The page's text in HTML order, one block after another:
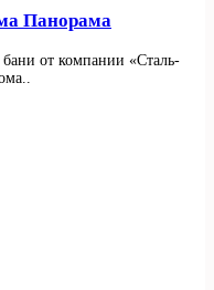
Панорама
бани от компании «Сталь-